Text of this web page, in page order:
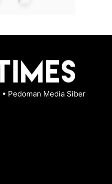
• Pedoman Media Siber